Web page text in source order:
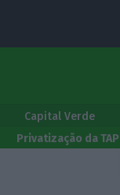
Capital Verde
Privatização da TAP